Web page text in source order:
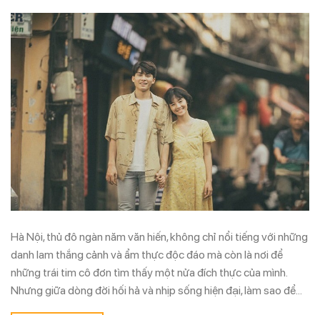
Hà Nội, thủ đô ngàn năm văn hiến, không chỉ nổi tiếng với những
danh lam thắng cảnh và ẩm thực độc đáo mà còn là nơi để
những trái tim cô đơn tìm thấy một nửa đích thực của mình.
Nhưng giữa dòng đời hối hả và nhịp sống hiện đại, làm sao để…